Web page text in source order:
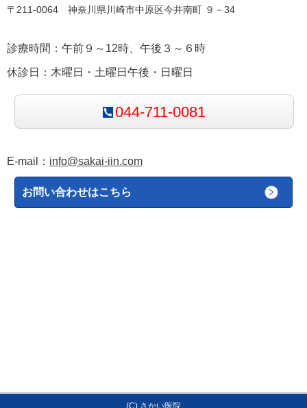
〒211-0064 神奈川県川崎市中原区今井南町 ９－34
診療時間：午前９～12時、午後３～６時
休診日：木曜日・土曜日午後・日曜日
044-711-0081
E-mail： info@sakai-iin.com
お問い合わせはこちら